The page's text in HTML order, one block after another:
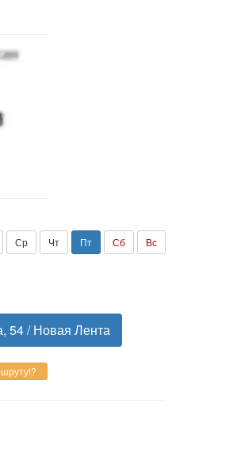
Ср Чт Пт Сб Вс
54 / Новая Лента